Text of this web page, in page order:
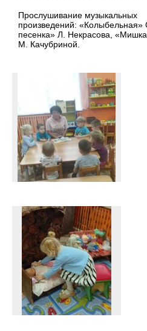
Прослушивание музыкальных
произведений: «Колыбельная»
песенка» Л. Некрасова, «Мишка
М. Качубриной.